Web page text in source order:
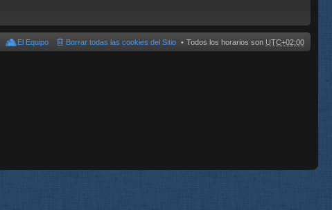
Todos los horarios son UTC+02:00
Borrar todas las cookies del Sitio
El Equipo